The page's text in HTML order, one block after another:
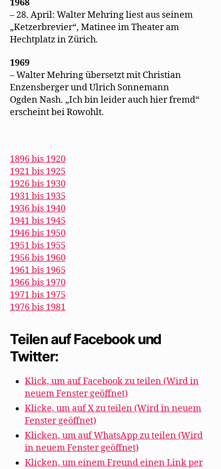
1968
– 28. April: WalterMehringliest aus seinem
„Ketzerbrevier“, Matinee im Theater am
Hechtplatz in Zürich.
1969
– Walter Mehring übersetzt mit Christian
Enzensberger und Ulrich Sonnemann
Ogden Nash. „Ich bin leider auch hier fremd“
erscheint bei Rowohlt.
1896 bis 1920
1921 bis 1925
1926 bis 1930
1931 bis 1935
1936 bis 1940
1941 bis 1945
1946 bis 1950
1951 bis 1955
1956 bis 1960
1961 bis 1965
1966 bis 1970
1971 bis 1975
1976 bis 1981
Teilen auf Facebook und
Twitter:
Klick, um auf Facebook zu teilen (Wird in
neuem Fenster geöffnet)
Klicke, um auf X zu teilen (Wird in neuem
Fenster geöffnet)
Klicken, um auf WhatsApp zu teilen (Wird
in neuem Fenster geöffnet)
Klicken, um einem Freund einen Link per